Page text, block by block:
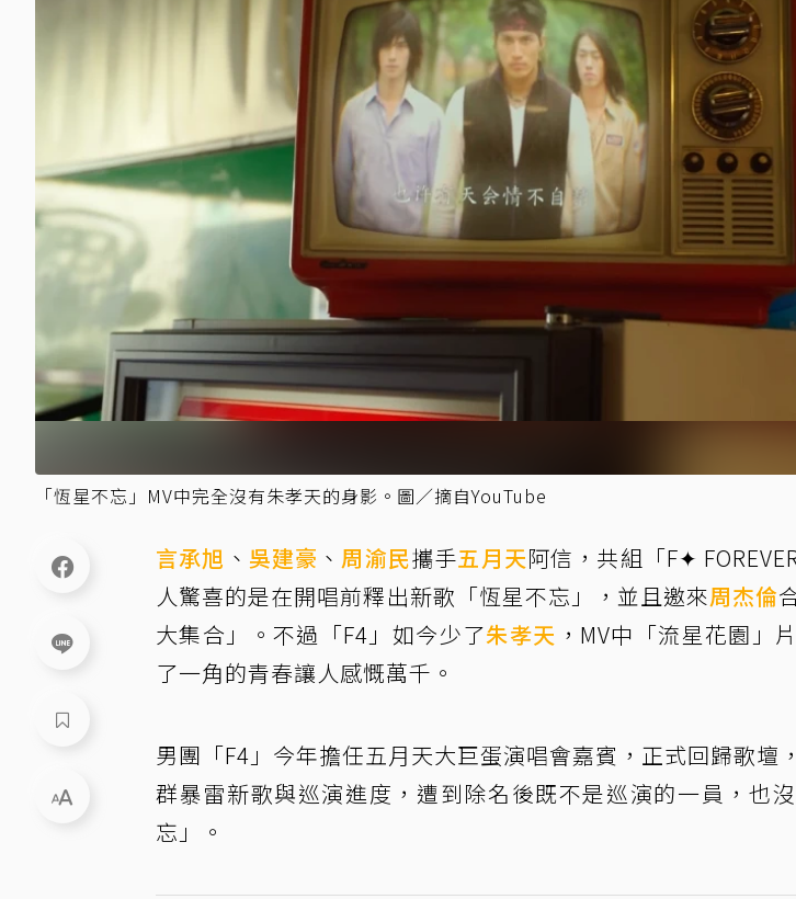
「恆星不忘」MV中完全沒有朱孝天的身影。圖／摘自YouTube
言承旭 、 吳建豪 、 周渝民攜手五月天阿信，共組「F✦
人驚喜的是在開唱前釋出新歌「恆星不忘」，並且邀來周杰倫
大集合」。不過「F4」如今少了朱孝天 ，MV中「流星花園」
了一角的青春讓人感慨萬千。
男團「F4」今年擔任五月天大巨蛋演唱會嘉賓，正式回歸歌壇
群暴雷新歌與巡演進度，遭到除名後既不是巡演的一員，也
忘」。